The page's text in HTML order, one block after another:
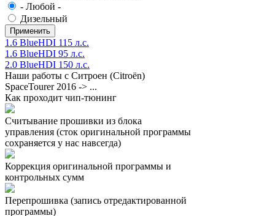
- Любой -
Дизельный
1.6 BlueHDI 115 л.с.
1.6 BlueHDI 95 л.с.
2.0 BlueHDI 150 л.с.
Наши работы с Ситроен (Citroën)
SpaceTourer 2016 -> ...
Как проходит чип-тюнинг
Считывание прошивки из блока
управления (сток оригинальной программы
сохраняется у нас навсегда)
Коррекция оригинальной программы и
контрольных сумм
Перепрошивка (запись отредактированной
программы)